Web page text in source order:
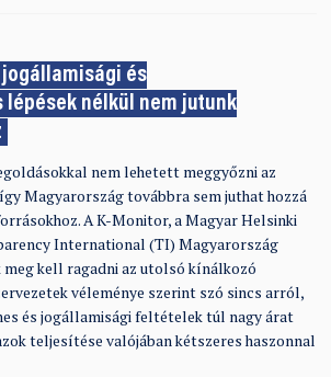
és
nélkül nem jutunk
nem lehetett meggyőzni az
Magyarország továbbra sem juthat hozzá
A K-Monitor, a Magyar Helsinki
International (TI) Magyarország
meg kell ragadni az utolsó kínálkozó
véleménye szerint szó sincs arról,
és jogállamisági feltételek túl nagy árat
teljesítése valójában kétszeres haszonnal